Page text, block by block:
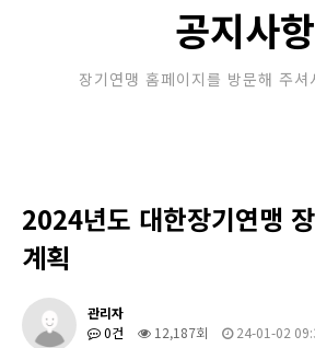
포토갤
공지사항
장기연맹 홈페이지를 방문해 주셔
2024년도 대한장기연맹
계획
관리자
0건
12,187회 24-01-02